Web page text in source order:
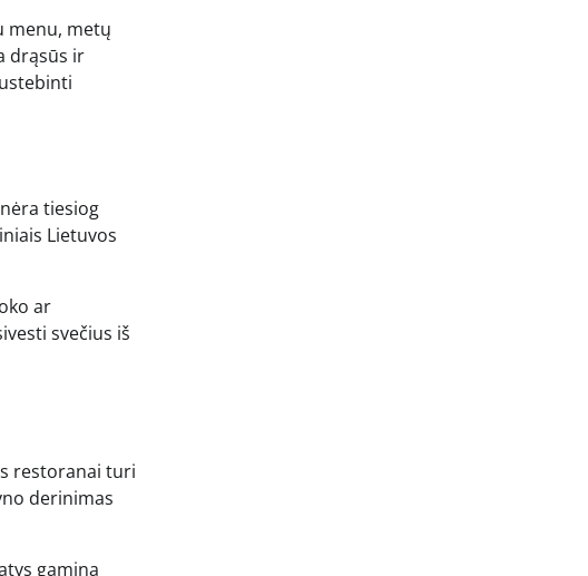
menu, metų
drąsūs ir
tiesiog
Lietuvos
ar
svečius iš
restoranai turi
derinimas
gamina